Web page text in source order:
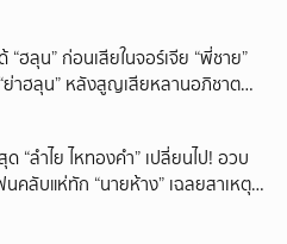
“ฮลุน” ก่อนเสียในจอร์เจีย “พี่ชาย”
ย่าฮลุน” หลังสูญเสียหลานอภิชาต
“ลำไย ไหทองคำ” เปลี่ยนไป! อวบ
คลับแห่ทัก “นายห้าง” เฉลยสาเหตุ